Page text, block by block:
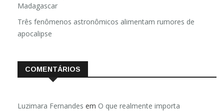
Madagascar
Três fenômenos astronômicos alimentam rumores de
apocalipse
COMENTÁRIOS
Luzimara Fernandes em O que realmente importa